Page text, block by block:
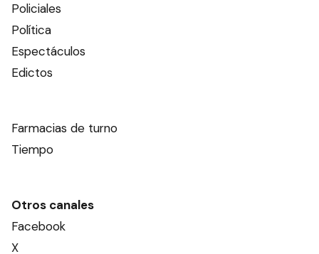
Policiales
Política
Espectáculos
Edictos
Farmacias de turno
Tiempo
Otros canales
Facebook
X